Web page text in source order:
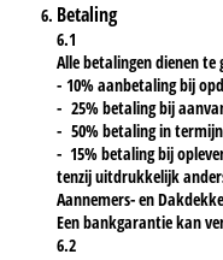
Betaling
6.1
Alle betalingen dienen te
- 10% aanbetaling bij
- 25% betaling bij
- 50% betaling in
- 15% betaling bij
tenzij uitdrukkelijk
Aannemers- en
Een bankgarantie kan
6.2